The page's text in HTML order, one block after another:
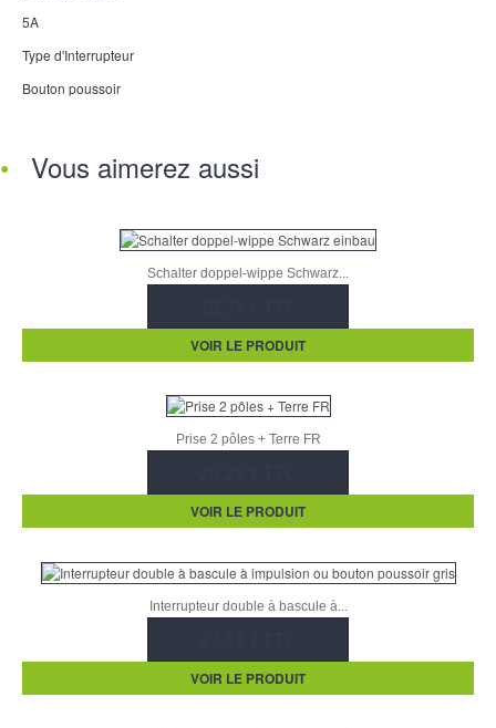
5A
Type d'Interrupteur
Bouton poussoir
Vous aimerez aussi
Schalter doppel-wippe Schwarz...
VOIR LE PRODUIT
Prise 2 pôles + Terre FR
VOIR LE PRODUIT
Interrupteur double à bascule à...
VOIR LE PRODUIT